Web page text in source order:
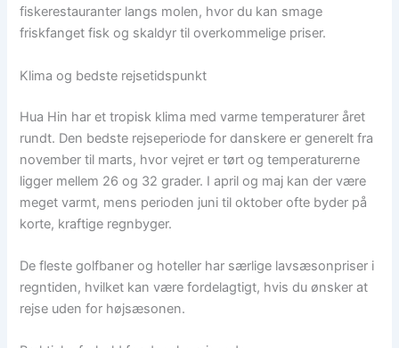
fiskerestauranter langs molen, hvor du kan smage
friskfanget fisk og skaldyr til overkommelige priser.
Klima og bedste rejsetidspunkt
Hua Hin har et tropisk klima med varme temperaturer året
rundt. Den bedste rejseperiode for danskere er generelt fra
november til marts, hvor vejret er tørt og temperaturerne
ligger mellem 26 og 32 grader. I april og maj kan der være
meget varmt, mens perioden juni til oktober ofte byder på
korte, kraftige regnbyger.
De fleste golfbaner og hoteller har særlige lavsæsonpriser i
regntiden, hvilket kan være fordelagtigt, hvis du ønsker at
rejse uden for højsæsonen.